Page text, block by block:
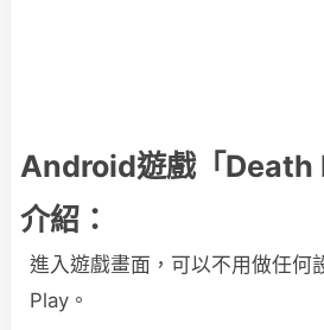
Android遊戲「Death
介紹：
進入遊戲畫面，可以不用做任何
Play。